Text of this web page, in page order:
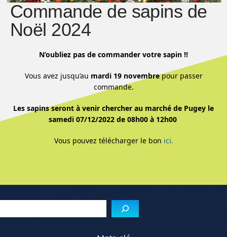
Commande de sapins de
Noël 2024
N’oubliez pas de commander votre sapin !!
Vous avez jusqu’au mardi 19 novembrepour passer
commande.
Les sapins seront à venir chercher au marché de Pugey le
samedi 07/12/2022 de 08h00 à 12h00
Vous pouvez télécharger le bon ici.
Menu de l'article